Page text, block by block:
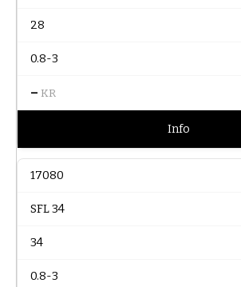
28
0.8-3
– KR
Info
17080
SFL 34
34
0.8-3